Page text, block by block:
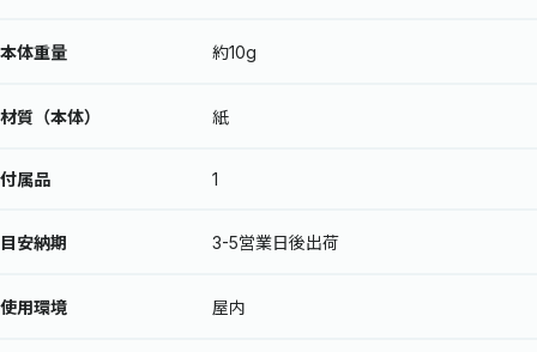
本体重量 約10g
材質（本体） 紙
付属品 1
目安納期 3-5営業日後出荷
使用環境 屋内